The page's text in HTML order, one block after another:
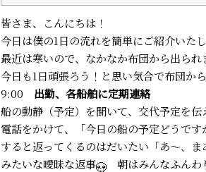
皆さま、こんにちは！
今日は僕の1日の流れを簡単にご紹介いた
最近は寒いので、なかなか布団から出ら
今日も1日頑張ろう！と思い気合で布団か
9:00 出勤、各船舶に定期連絡
船の動静（予定）を聞いて、交代予定を伝
電話をかけて、「今日の船の予定どうです
すると返ってくるのはだいたい「あ〜、
みたいな曖昧な返事
朝はみんなふんわ